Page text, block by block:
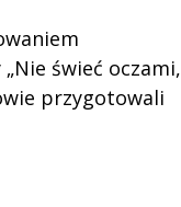
świeć oczami,
przygotowali